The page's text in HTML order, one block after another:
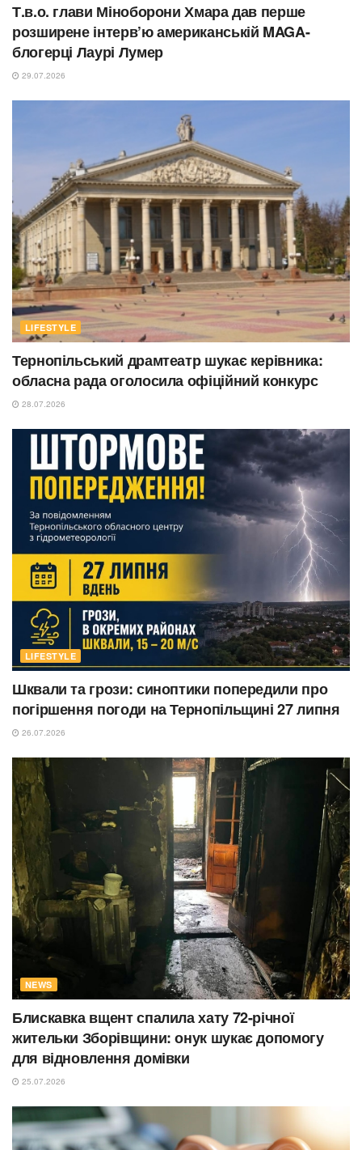
Т.в.о. глави Міноборони Хмара дав перше
розширене інтерв’ю американській MAGA-
блогерці Лаурі Лумер
29.07.2026
LIFESTYLE
Тернопільський драмтеатр шукає керівника:
обласна рада оголосила офіційний конкурс
28.07.2026
LIFESTYLE
Шквали та грози: синоптики попередили про
погіршення погоди на Тернопільщині 27 липня
26.07.2026
NEWS
Блискавка вщент спалила хату 72-річної
жительки Зборівщини: онук шукає допомогу
для відновлення домівки
25.07.2026